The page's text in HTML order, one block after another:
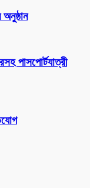
পাসপোর্টযাত্রী